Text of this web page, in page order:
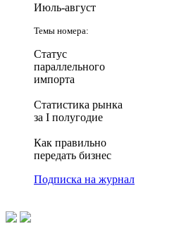
Июль-август
Темы номера:
Статус
параллельного
импорта
Статистика рынка
за I полугодие
Как правильно
передать бизнес
Подписка на журнал